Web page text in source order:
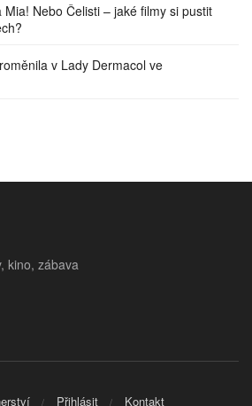
Nebo Čelisti – jaké filmy si pustit
v Lady Dermacol ve
kino, zábava
Přihlásit Kontakt